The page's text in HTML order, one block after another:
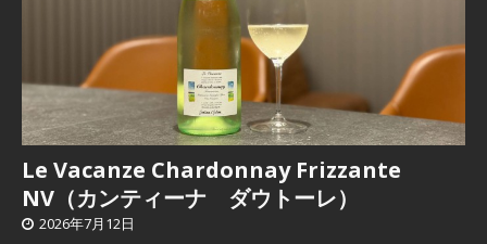
Le Vacanze Chardonnay Frizzante
NV（カンティーナ ダウトーレ）
2026年7月12日